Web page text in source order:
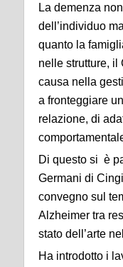
La demenza
dell’individuo
quanto la
nelle strutture, il
causa nella
a fronteggiare
relazione, di
Di questo si è
Germani di
convegno sul
Alzheimer tra
stato dell’arte
Ha introdotto i